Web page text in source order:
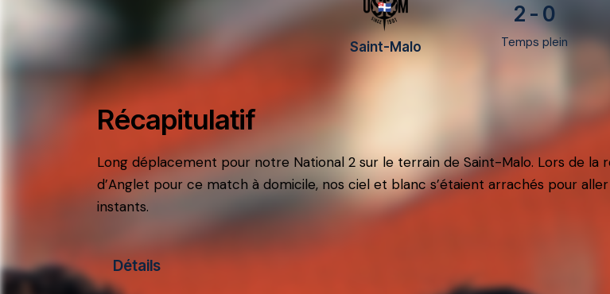
Saint-Malo
2 - 0
Temps plein
Récapitulatif
Long déplacement pour notre National 2 sur le terrain de Saint-Malo. Lors de
d’Anglet pour ce match à domicile, nos ciel et blanc s’étaient arrachés pour
instants.
Détails